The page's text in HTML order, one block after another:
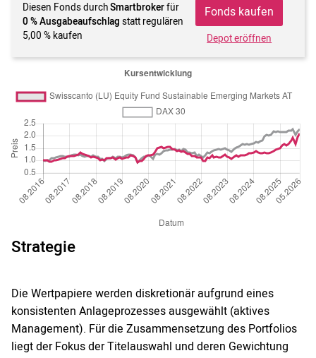
Diesen Fonds durchSmartbrokerfür
0 % Ausgabeaufschlag statt regulären
5,00 % kaufen
Fonds kaufen
Depot eröffnen
Strategie
Die Wertpapiere werden diskretionär aufgrund eines
konsistenten Anlageprozesses ausgewählt (aktives
Management). Für die Zusammensetzung des Portfolios
liegt der Fokus der Titelauswahl und deren Gewichtung